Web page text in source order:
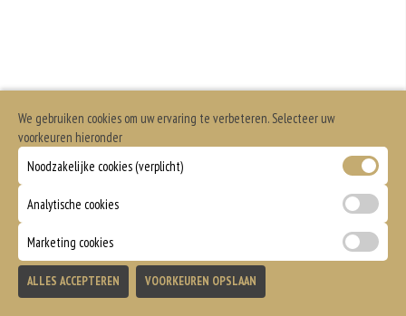
We gebruiken cookies om uw ervaring te verbeteren. Selecteer uw
voorkeuren hieronder
Noodzakelijke cookies (verplicht)
Analytische cookies
Marketing cookies
ALLES ACCEPTEREN VOORKEUREN OPSLAAN